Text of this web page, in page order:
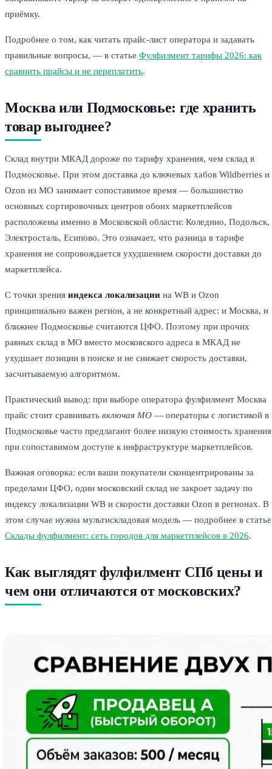
приёмку.
Подробнее о том, как читать прайс-лист оператора и задавать
правильные вопросы, — в статье Фулфилмент тарифы 2026: как
сравнить прайсы и не переплатить.
Москва или Подмосковье: где хранить
товар выгоднее?
Склад внутри МКАД дороже по тарифу хранения, чем склад в
Подмосковье. При этом доставка до ключевых хабов Wildberries и
Ozon из МО занимает сопоставимое время — большинство
основных сортировочных центров обоих маркетплейсов
расположены именно в Московской области: Коледино, Подольск,
Электросталь, Есипово. Это означает, что разница в тарифе
хранения не сопровождается ухудшением скорости доставки до
маркетплейса.
С точки зрения индекса локализации на WB и Ozon
принципиально важен регион, а не конкретный адрес: и Москва, и
ближнее Подмосковье считаются ЦФО. Поэтому при прочих
равных склад в МО вместо московского адреса в МКАД не
ухудшает позиции в поиске и не снижает скорость доставки,
засчитываемую алгоритмом.
Практический вывод: при выборе оператора фулфилмент Москва
прайс стоит сравнивать включая МО — операторы с логистикой в
Подмосковье часто предлагают более низкую стоимость хранения
при сопоставимом доступе к инфраструктуре маркетплейсов.
Важная оговорка: если ваши покупатели сконцентрированы за
пределами ЦФО, один московский склад не закроет задачу по
индексу локализации WB и скорости доставки Ozon в регионах. В
этом случае нужна мультискладовая модель — подробнее в статье
Склады фулфилмент: сеть городов для маркетплейсов в 2026.
Как выглядят фулфилмент СПб цены и
чем они отличаются от московских?